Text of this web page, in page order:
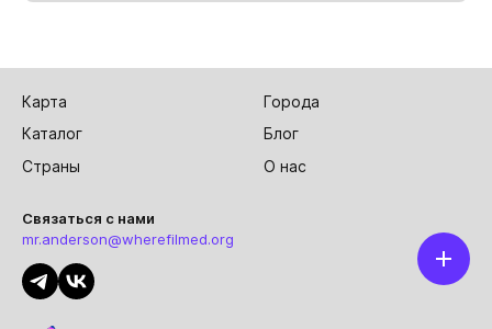
Карта
Города
Каталог
Блог
Страны
О нас
Связаться с нами
mr.anderson@wherefilmed.org